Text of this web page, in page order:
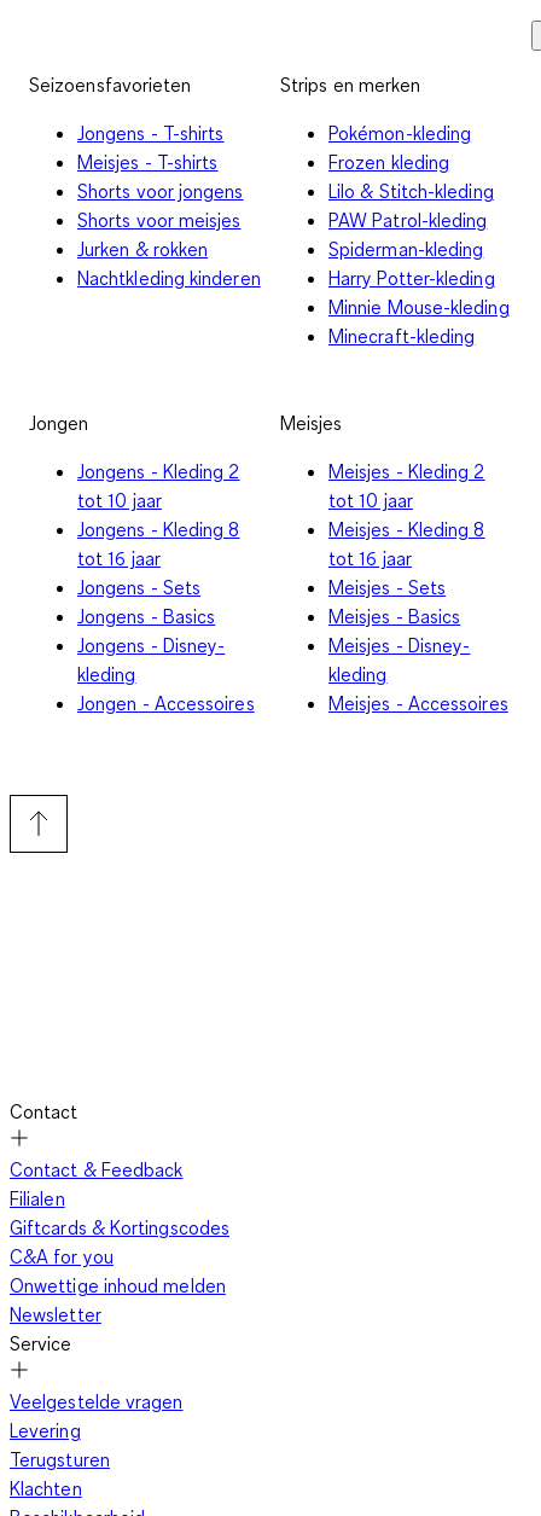
Seizoensfavorieten
Jongens - T-shirts
Meisjes - T-shirts
Shorts voor jongens
Shorts voor meisjes
Jurken & rokken
Nachtkleding kinderen
Strips en merken
Pokémon-kleding
Frozen kleding
Lilo & Stitch-kleding
PAW Patrol-kleding
Spiderman-kleding
Harry Potter-kleding
Minnie Mouse-kleding
Minecraft-kleding
Jongen
Jongens - Kleding 2
tot 10 jaar
Jongens - Kleding 8
tot 16 jaar
Jongens - Sets
Jongens - Basics
Jongens - Disney-
kleding
Jongen - Accessoires
Meisjes
Meisjes - Kleding 2
tot 10 jaar
Meisjes - Kleding 8
tot 16 jaar
Meisjes - Sets
Meisjes - Basics
Meisjes - Disney-
kleding
Meisjes - Accessoires
Contact
Contact & Feedback
Filialen
Giftcards & Kortingscodes
C&A for you
Onwettige inhoud melden
Newsletter
Service
Veelgestelde vragen
Levering
Terugsturen
Klachten